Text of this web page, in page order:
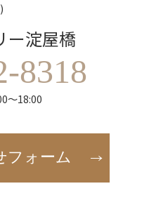
ー淀屋橋
8318
～18:00
フォーム